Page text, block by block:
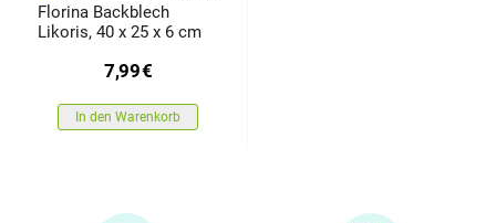
Florina Backblech
Likoris, 40 x 25 x 6 cm
7,99€
In den Warenkorb